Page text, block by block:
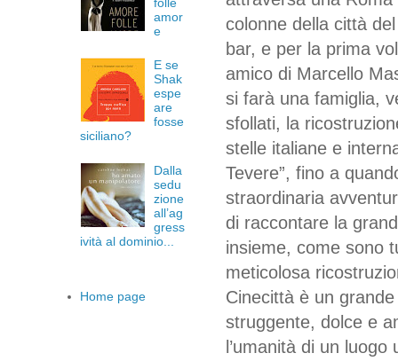
colonne della città
bar, e per la prima
amico di Marcello
si farà una famiglia,
sfollati, la
stelle italiane e
Tevere”, fino a
straordinaria
di raccontare la
insieme, come sono
meticolosa
Cinecittà è un
struggente, dolce e
l’umanità di un
amor
e
E se
Shak
espe
are
fosse
siciliano?
Dalla
sedu
zione
all’ag
gress
ività al dominio...
Home page